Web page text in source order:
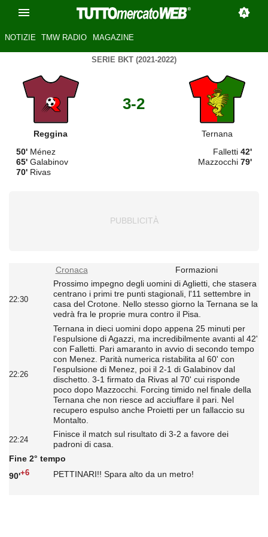
NOTIZIE TMW RADIO MAGAZINE
SERIE BKT (2021-2022)
Reggina
3-2
Ternana
50' Ménez
65' Galabinov
70' Rivas
Falletti 42'
Mazzocchi 79'
Cronaca Formazioni
22:30
Prossimo impegno degli uomini di Aglietti, che stasera
centrano i primi tre punti stagionali, l'11 settembre in
casa del Crotone. Nello stesso giorno la Ternana se la
vedrà fra le proprie mura contro il Pisa.
22:26
Ternana in dieci uomini dopo appena 25 minuti per
l'espulsione di Agazzi, ma incredibilmente avanti al 42'
con Falletti. Pari amaranto in avvio di secondo tempo
con Menez. Parità numerica ristabilita al 60' con
l'espulsione di Menez, poi il 2-1 di Galabinov dal
dischetto. 3-1 firmato da Rivas al 70' cui risponde
poco dopo Mazzocchi. Forcing timido nel finale della
Ternana che non riesce ad acciuffare il pari. Nel
recupero espulso anche Proietti per un fallaccio su
Montalto.
22:24
Finisce il match sul risultato di 3-2 a favore dei
padroni di casa.
Fine 2° tempo
90'+6 PETTINARI!! Spara alto da un metro!